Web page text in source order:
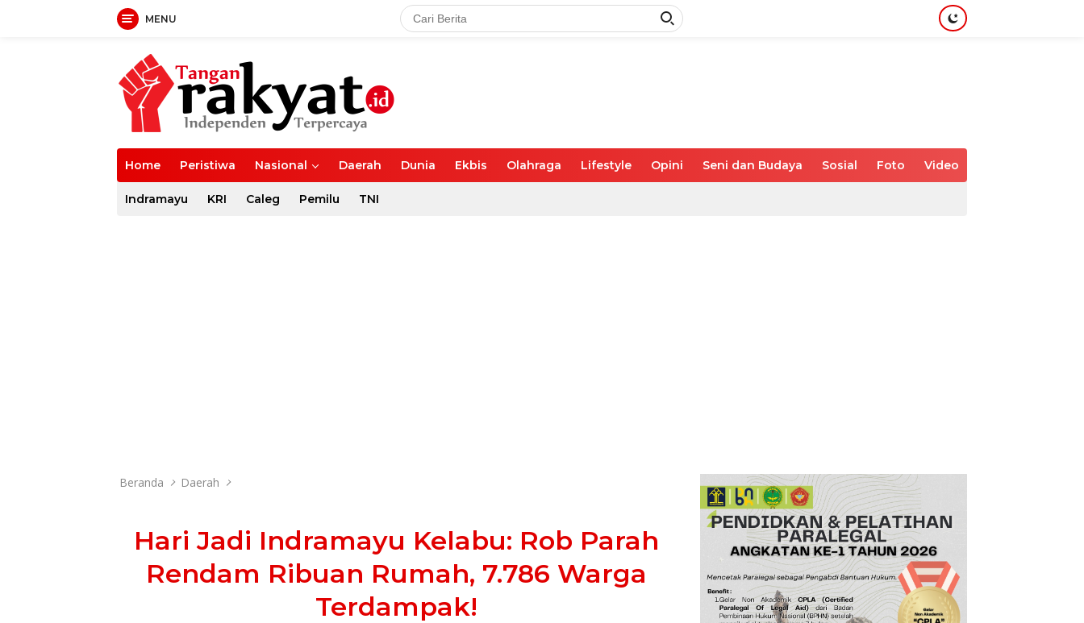
MENU
Home Peristiwa Nasional Daerah Dunia Ekbis Olahraga Lifestyle Opini Seni dan Budaya Sosial Foto Video
Indramayu KRI Caleg Pemilu TNI
Beranda Daerah
Hari Jadi Indramayu Kelabu: Rob Parah
Rendam Ribuan Rumah, 7.786 Warga
Terdampak!